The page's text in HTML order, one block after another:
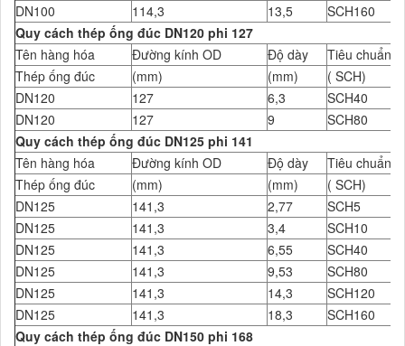
DN100
114,3 13,5
SCH160
Quy cách thép ống đúc DN120 phi 127
Tên hàng hóa
Đường kính OD Độ dày
Tiêu chuẩn
Thép ống đúc
(mm) (mm)
( SCH)
DN120
127 6,3
SCH40
DN120
127 9
SCH80
Quy cách thép ống đúc DN125 phi 141
Tên hàng hóa
Đường kính OD Độ dày
Tiêu chuẩn
Thép ống đúc
(mm) (mm)
( SCH)
DN125
141,3 2,77
SCH5
DN125
141,3 3,4
SCH10
DN125
141,3 6,55
SCH40
DN125
141,3 9,53
SCH80
DN125
141,3 14,3
SCH120
DN125
141,3 18,3
SCH160
Quy cách thép ống đúc DN150 phi 168